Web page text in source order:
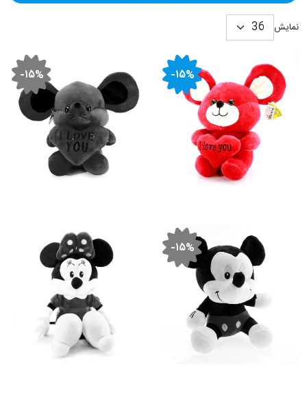
نمایش
-۱۵% -۱۵%
-۱۵%